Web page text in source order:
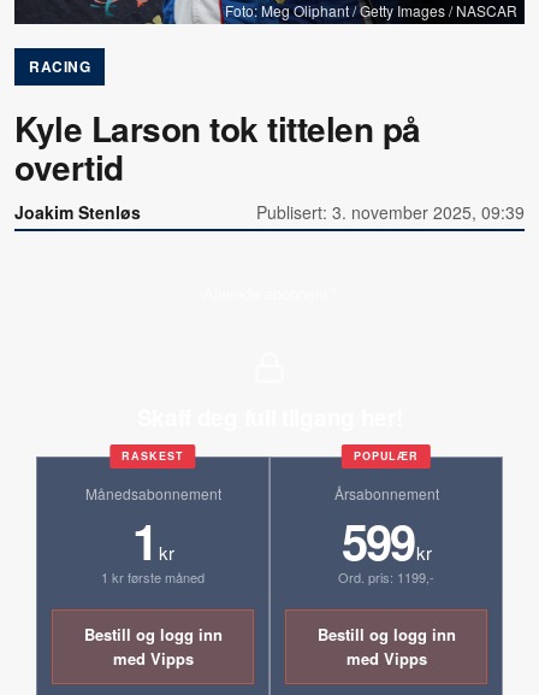
Foto: Meg Oliphant / Getty Images / NASCAR
RACING
Kyle Larson tok tittelen på
overtid
Joakim Stenløs Publisert: 3. november 2025, 09:39
RASKEST
Månedsabonnement
1 kr
1 kr første måned
Bestill og logg inn
med Vipps
POPULÆR
Årsabonnement
599kr
Ord. pris: 1199,-
Bestill og logg inn
med Vipps